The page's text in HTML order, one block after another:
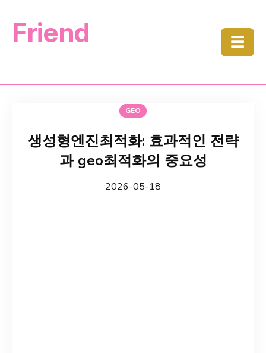
Friend ☰
GEO
생성형엔진최적화: 효과적인 전략
과 geo최적화의 중요성
2026-05-18